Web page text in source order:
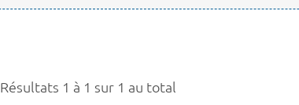
Résultats 1 à 1 sur 1 au total